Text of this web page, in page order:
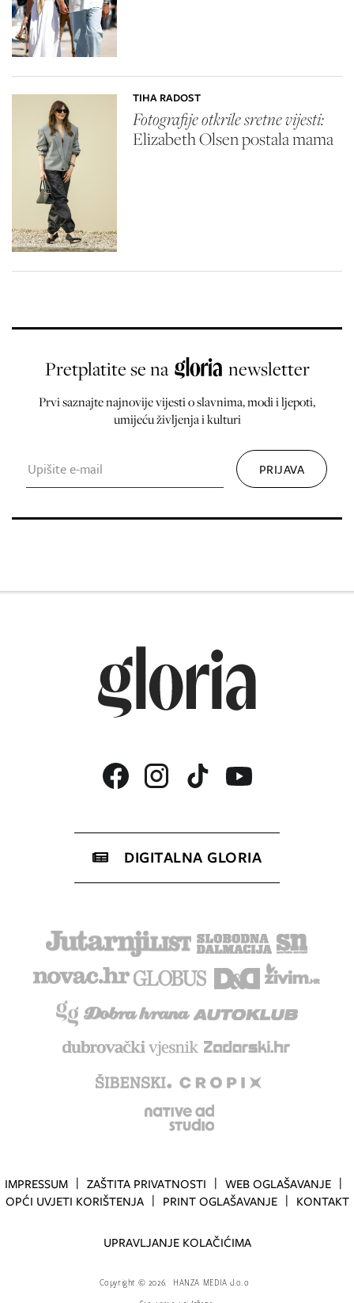
TIHA RADOST
Fotografije otkrile sretne vijesti:
Elizabeth Olsenpostala mama
Pretplatite se na newsletter
Prvi saznajte najnovije vijesti o slavnima, modi i ljepoti,
umijeću življenja i kulturi
DIGITALNA GLORIA
IMPRESSUM ZAŠTITA PRIVATNOSTI
WEB OGLAŠAVANJE
OPĆI UVJETI KORIŠTENJA
PRINT OGLAŠAVANJE KONTAKT
UPRAVLJANJE KOLAČIĆIMA
Copyright © 2026.
HANZA MEDIA d.o.o